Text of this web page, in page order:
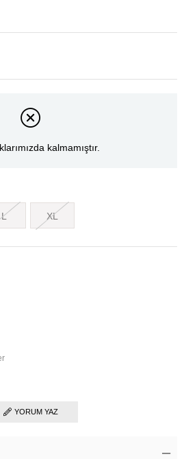
kalmamıştır.
L XL
YORUM YAZ